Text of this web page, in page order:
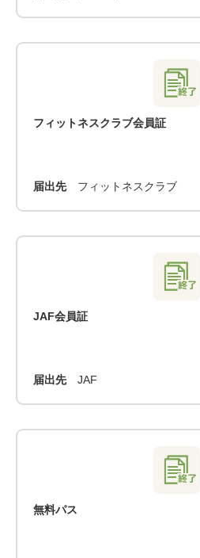
フィットネスクラブ会員証
届出先フィットネスクラブ
JAF会員証
届出先JAF
無料パス